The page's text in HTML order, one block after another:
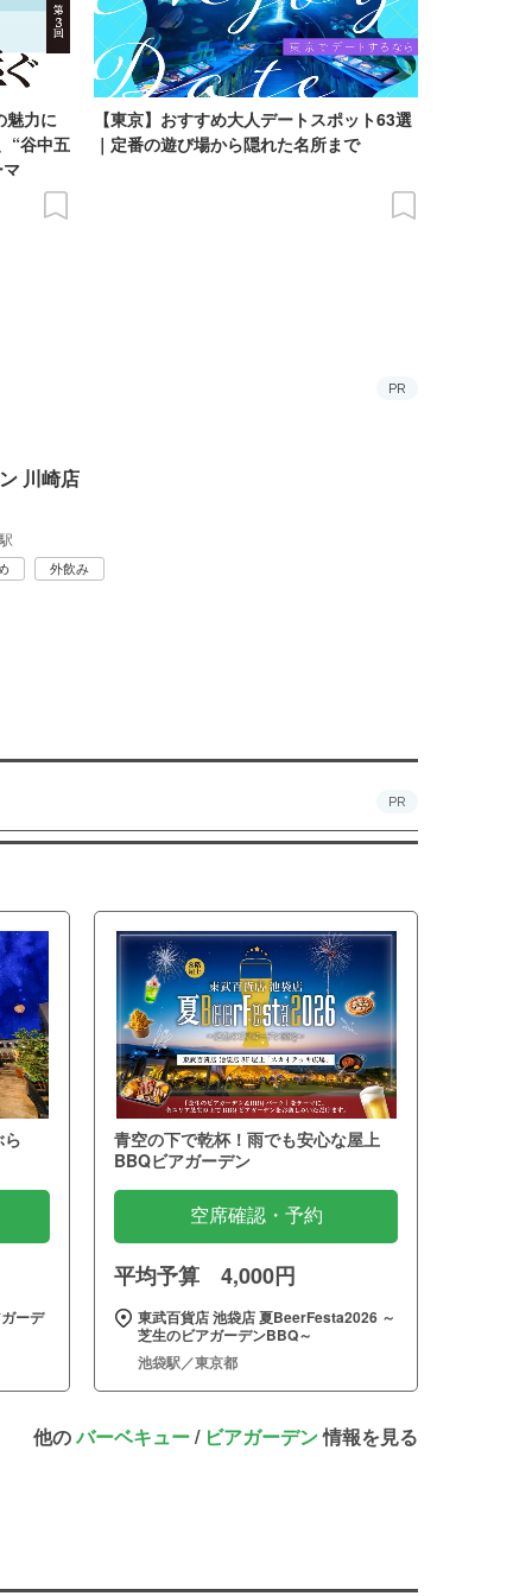
魅力に
“谷中五
【東京】おすすめ大人デートスポット63選
｜定番の遊び場から隠れた名所まで
PR
川崎店
外飲み
PR
ーデ
青空の下で乾杯！雨でも安心な屋上
BBQビアガーデン
空席確認・予約
平均予算 4,000円
東武百貨店 池袋店 夏BeerFesta2026 ～
芝生のビアガーデンBBQ～
池袋駅／東京都
他のバーベキュー/ ビアガーデン情報を見る